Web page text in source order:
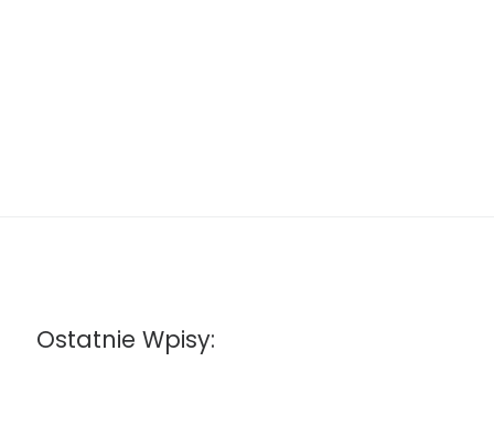
Ostatnie Wpisy: